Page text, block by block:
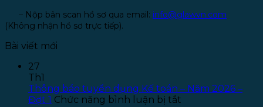
– Nộp bản scan hồ sơ qua email: info@glawvn.com
(Không nhận hồ sơ trực tiếp).
Bài viết mới
27
Th1
Thông báo tuyển dụng Kế toán – Năm 2026 –
Đợt 1 Chức năng bình luận bị tắt